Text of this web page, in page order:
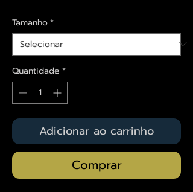
Tamanho*
Quantidade *
Adicionar ao carrinho
Comprar